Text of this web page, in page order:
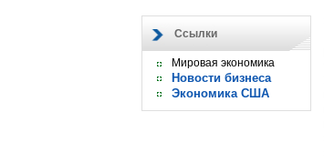
Ссылки
Мировая экономика
Новости бизнеса
Экономика США